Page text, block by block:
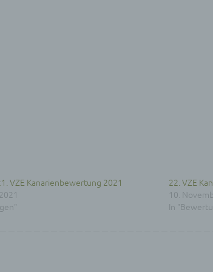
VZE Kanarienbewertung 2021
22. VZE
10.
In
Informationen nicht mehr einer spezifischen
werden können, sofern diese zusätzlichen
aufbewahrt werden und technischen und
unterliegen, die gewährleisten, dass die
nicht einer identifizierten oder
werden.
für die Verarbeitung Verantwortlicher
die Verarbeitung Verantwortlicher ist die
Person, Behörde, Einrichtung oder andere
mit anderen über die Zwecke und Mittel
die bestimmten Kriterien seiner Benennung
dem Recht der Mitgliedstaaten vorgesehen